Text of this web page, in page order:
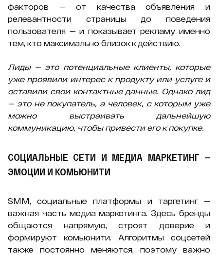
факторов — от качества объявления и
релевантности страницы до поведения
пользователя — и показывает рекламу именно
тем, кто максимально близок к действию.
Лиды — это потенциальные клиенты, которые
уже проявили интерес к продукту или услуге и
оставили свои контактные данные. Однако лид
— это не покупатель, а человек, с которым уже
можно выстраивать дальнейшую
коммуникацию, чтобы привести его к покупке.
СОЦИАЛЬНЫЕ СЕТИ И МЕДИА МАРКЕТИНГ —
ЭМОЦИИ И КОМЬЮНИТИ
SMM, социальные платформы и таргетинг —
важная часть медиа маркетинга. Здесь бренды
общаются напрямую, строят доверие и
формируют комьюнити. Алгоритмы соцсетей
также постоянно меняются, поэтому важно